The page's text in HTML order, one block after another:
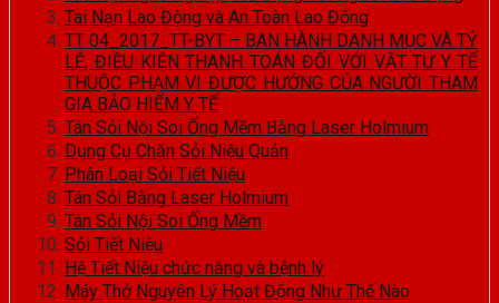
Tai Nạn Lao Động và An Toàn Lao Động
TT 04_2017_TT-BYT – BAN HÀNH DANH MỤC VÀ TỶ
LỆ, ĐIỀU KIỆN THANH TOÁN ĐỐI VỚI VẬT TƯ Y TẾ
THUỘC PHẠM VI ĐƯỢC HƯỞNG CỦA NGƯỜI THAM
GIA BẢO HIỂM Y TẾ
Tán Sỏi Nội Soi Ống Mềm Bằng Laser Holmium
Dụng Cụ Chặn Sỏi Niệu Quản
Phân Loại Sỏi Tiết Niệu
Tán Sỏi Bằng Laser Holmium
Tán Sỏi Nội Soi Ống Mềm
Sỏi Tiết Niệu
Hệ Tiết Niệu chức năng và bệnh lý
Máy Thở Nguyên Lý Hoạt Động Như Thế Nào